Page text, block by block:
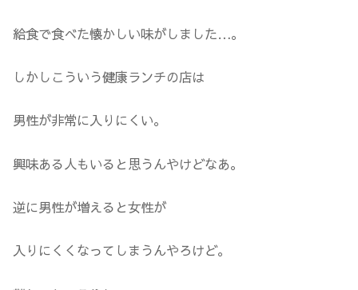
給食で食べた懐かしい味がしました…。
しかしこういう健康ランチの店は
男性が非常に入りにくい。
興味ある人もいると思うんやけどなあ。
逆に男性が増えると女性が
入りにくくなってしまうんやろけど。